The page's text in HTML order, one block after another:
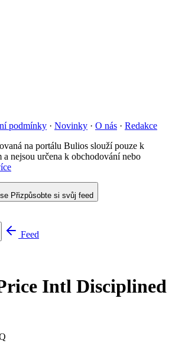
podmínky · Novinky · O nás · Redakce
na portálu Bulios slouží pouze k
nejsou určena k obchodování nebo
Přizpůsobte si svůj feed
Feed
Intl Disciplined